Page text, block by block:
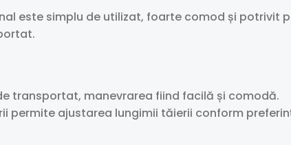
este simplu de utilizat, foarte comod și potrivit
transportat, manevrarea fiind facilă și comodă.
permite ajustarea lungimii tăierii conform